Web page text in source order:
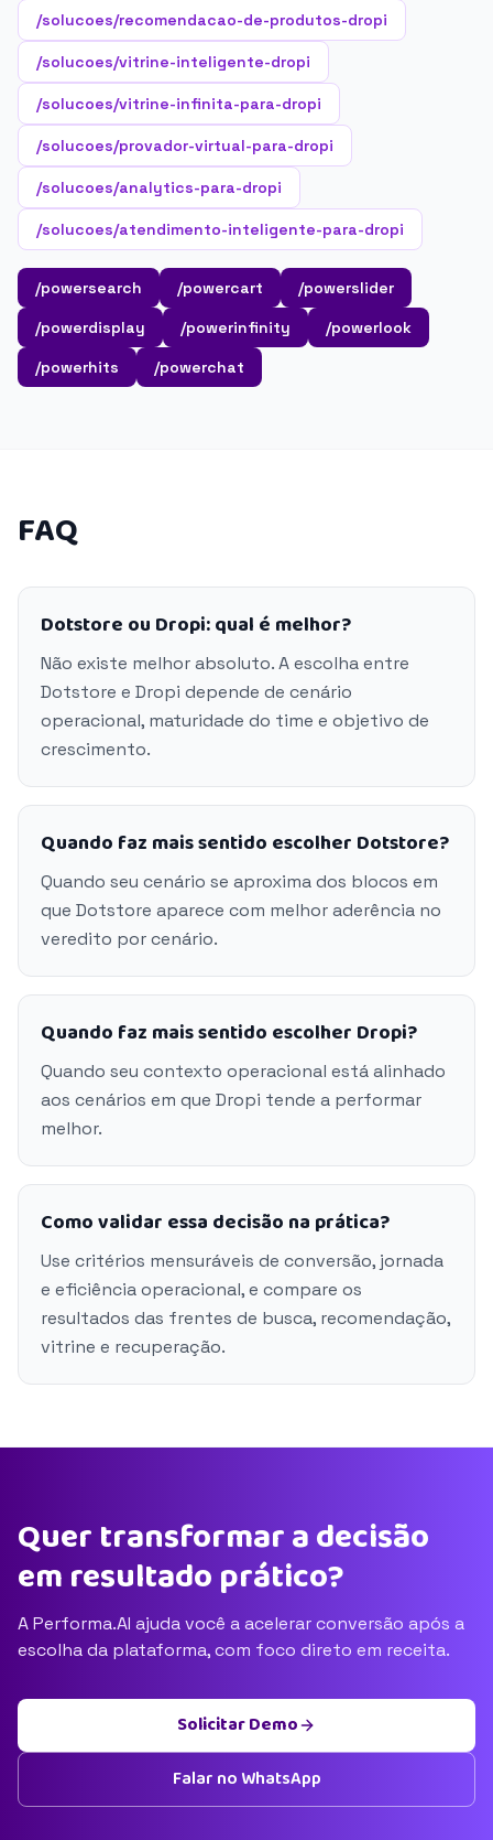
/solucoes/recomendacao-de-produtos-dropi
/solucoes/vitrine-inteligente-dropi
/solucoes/vitrine-infinita-para-dropi
/solucoes/provador-virtual-para-dropi
/solucoes/analytics-para-dropi
/solucoes/atendimento-inteligente-para-dropi
/powersearch /powercart
/powerslider
/powerdisplay
/powerinfinity
/powerlook
/powerhits
/powerchat
FAQ
Dotstore ou Dropi: qual é melhor?
Não existe melhor absoluto. A escolha entre
Dotstore e Dropi depende de cenário
operacional, maturidade do time e objetivo de
crescimento.
Quando faz mais sentido escolher Dotstore?
Quando seu cenário se aproxima dos blocos em
que Dotstore aparece com melhor aderência no
veredito por cenário.
Quando faz mais sentido escolher Dropi?
Quando seu contexto operacional está alinhado
aos cenários em que Dropi tende a performar
melhor.
Como validar essa decisão na prática?
Use critérios mensuráveis de conversão, jornada
e eficiência operacional, e compare os
resultados das frentes de busca, recomendação,
vitrine e recuperação.
Quer transformar a decisão
em resultado prático?
A Performa.AI ajuda você a acelerar conversão após a
escolha da plataforma, com foco direto em receita.
Solicitar Demo
Falar no WhatsApp